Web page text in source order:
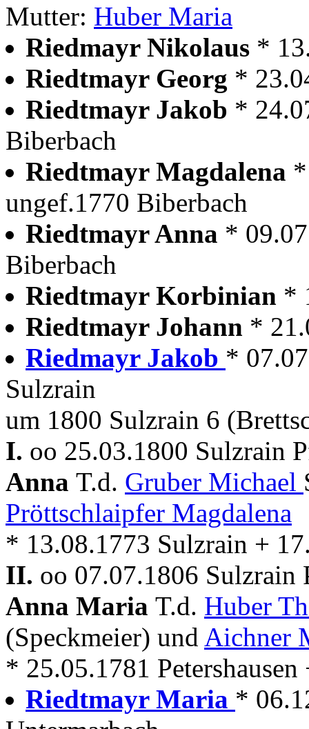
Mutter: Huber Maria
Riedmayr Nikolaus *
Riedtmayr Georg *
Riedtmayr Jakob *
Biberbach
Riedtmayr Magdalena
ungef.1770 Biberbach
Riedtmayr Anna *
Biberbach
Riedtmayr Korbinian *
Riedtmayr Johann *
Riedmayr Jakob *
Sulzrain
um 1800 Sulzrain 6
I. oo 25.03.1800 Sulzrain
Anna T.d. Gruber Michael
Pröttschlaipfer Magdalena
* 13.08.1773 Sulzrain +
II. oo 07.07.1806
Anna Maria T.d. Huber
(Speckmeier) und Aichner
* 25.05.1781
Riedtmayr Maria *